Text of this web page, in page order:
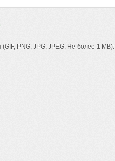
PNG, JPG, JPEG. Не более 1 MB):